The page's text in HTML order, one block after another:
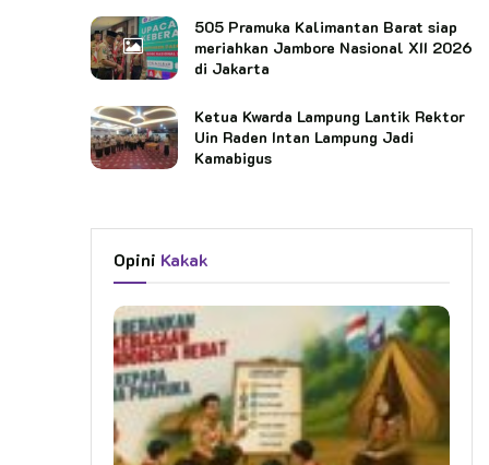
505 Pramuka Kalimantan Barat siap
meriahkan Jambore Nasional XII 2026
di Jakarta
Ketua Kwarda Lampung Lantik Rektor
Uin Raden Intan Lampung Jadi
Kamabigus
Opini Kakak